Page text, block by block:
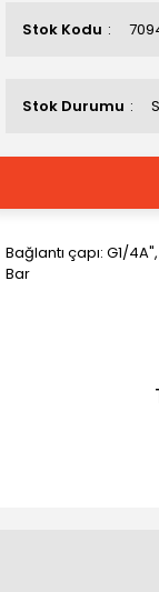
Stok Kodu
Stok Durumu
Bağlantı çapı: G1/
Bar